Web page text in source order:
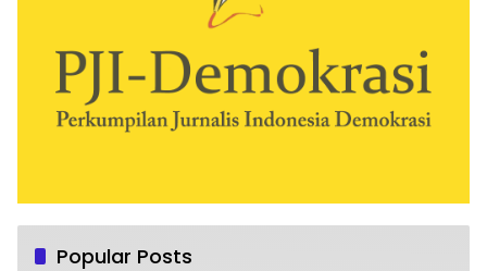
Popular Posts